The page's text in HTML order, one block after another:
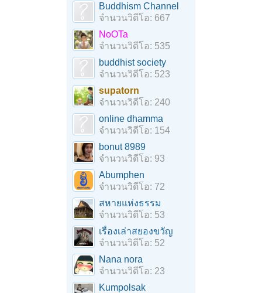
Buddhism Channel
จำนวนวิดีโอ: 667
NoOTa
จำนวนวิดีโอ: 535
buddhist society
จำนวนวิดีโอ: 523
supatorn
จำนวนวิดีโอ: 240
online dhamma
จำนวนวิดีโอ: 154
bonut 8989
จำนวนวิดีโอ: 93
Abumphen
จำนวนวิดีโอ: 72
สหายแห่งธรรม
จำนวนวิดีโอ: 53
เรื่องเล่าสยองขวัญ
จำนวนวิดีโอ: 52
Nana nora
จำนวนวิดีโอ: 23
Kumpolsak